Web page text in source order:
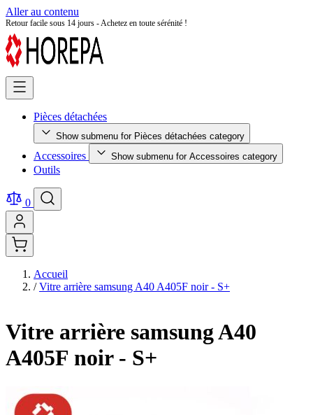
Aller au contenu
Retour facile sous 14 jours - Achetez en toute sérénité !
Pièces détachées
Show submenu for Pièces détachées category
Accessoires Show submenu for Accessoires category
Outils
0
Accueil
/ Vitre arrière samsung A40 A405F noir - S+
Vitre arrière samsung A40
A405F noir - S+